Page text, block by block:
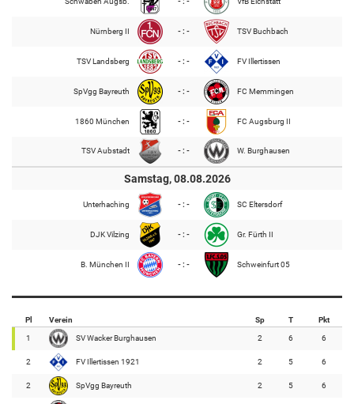
Nürnberg II - : - TSV Buchbach
TSV Landsberg - : - FV Illertissen
SpVgg Bayreuth - : - FC Memmingen
1860 München - : - FC Augsburg II
TSV Aubstadt - : - W. Burghausen
Samstag, 08.08.2026
Unterhaching - : - SC Eltersdorf
DJK Vilzing - : - Gr. Fürth II
B. München II - : - Schweinfurt 05
Pl Verein Sp T Pkt
1 SV Wacker Burghausen 2 6 6
2 FV Illertissen 1921 2 5 6
2 SpVgg Bayreuth 2 5 6